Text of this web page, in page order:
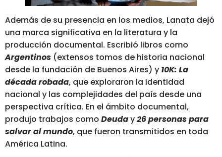
Además de su presencia en los medios, Lanata dejó
una marca significativa en la literatura y la
producción documental. Escribió libros como
Argentinos (extensos tomos de historia nacional
desde la fundación de Buenos Aires) y 10K: La
década robada, que exploraron la identidad
nacional y las complejidades del país desde una
perspectiva crítica. En el ámbito documental,
produjo trabajos como Deuday26 personas para
salvar al mundo, que fueron transmitidos en toda
América Latina.